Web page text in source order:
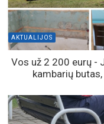
AKTUALIJOS
Vos už 2 200 eurų -
kambarių